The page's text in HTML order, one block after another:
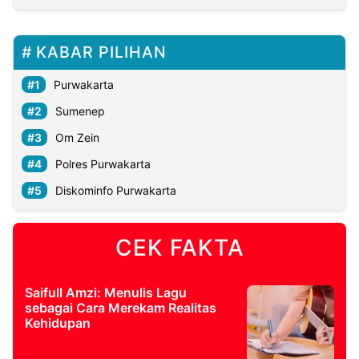
KABAR PILIHAN
Purwakarta
Sumenep
Om Zein
Polres Purwakarta
Diskominfo Purwakarta
CEK FAKTA
Saifull Amzi: Menulis Lagu
sebagai Cara Merekam Realitas
Kehidupan